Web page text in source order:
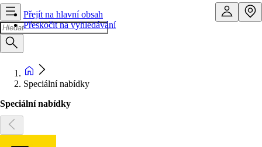
Přejít na hlavní obsah
Přeskočit na vyhledávání
Speciální nabídky
Speciální nabídky